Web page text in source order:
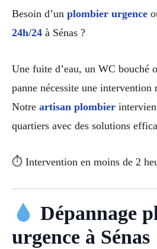
Besoin d’un plombier urgence
24h/24 à Sénas ?
Une fuite d’eau, un WC bouché
panne nécessite une intervention
Notre artisan plombier
quartiers avec des solutions
⏱ Intervention en moins de 2
Dépannage
urgence à Sénas